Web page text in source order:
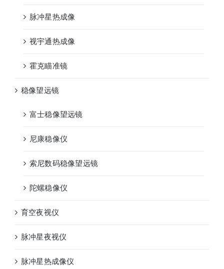
脉冲星热成像
视宇通热成像
霍克瞄准镜
稳像望远镜
富士稳像望远镜
尼康稳像仪
索尼数码稳像望远镜
陀螺稳像仪
育空夜视仪
脉冲星夜视仪
脉冲星热成像仪